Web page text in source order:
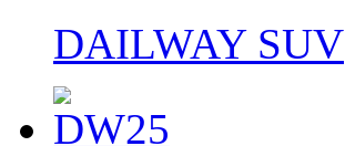
DAILWAY SUV